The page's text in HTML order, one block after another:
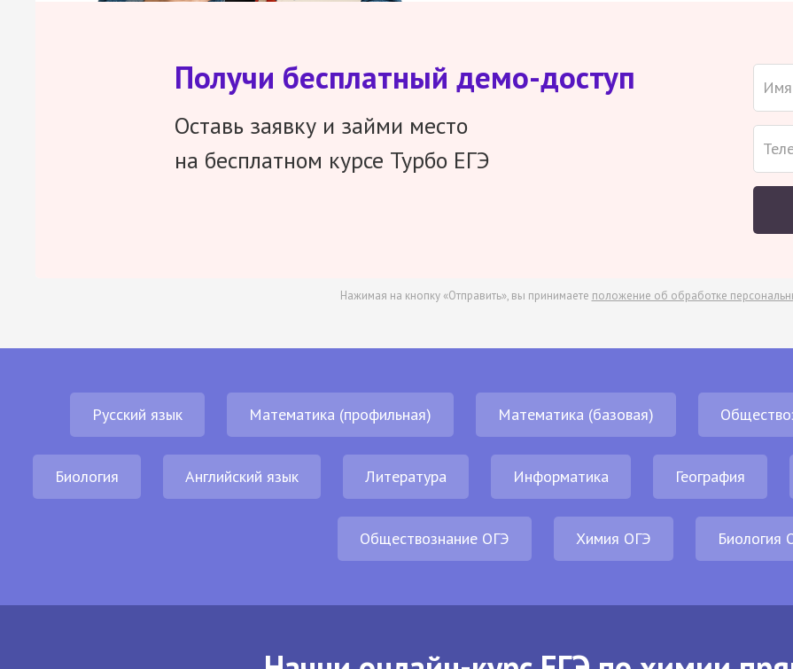
Получи бесплатный демо-доступ
Оставь заявку и займи место
на бесплатном курсе Турбо ЕГЭ
Нажимая на кнопку «Отправить», вы принимаете положение об обработке
Русский язык Математика (профильная) Математика (базовая)
Биология Английский язык Литература Информатика География
Обществознание ОГЭ Химия ОГЭ Биология